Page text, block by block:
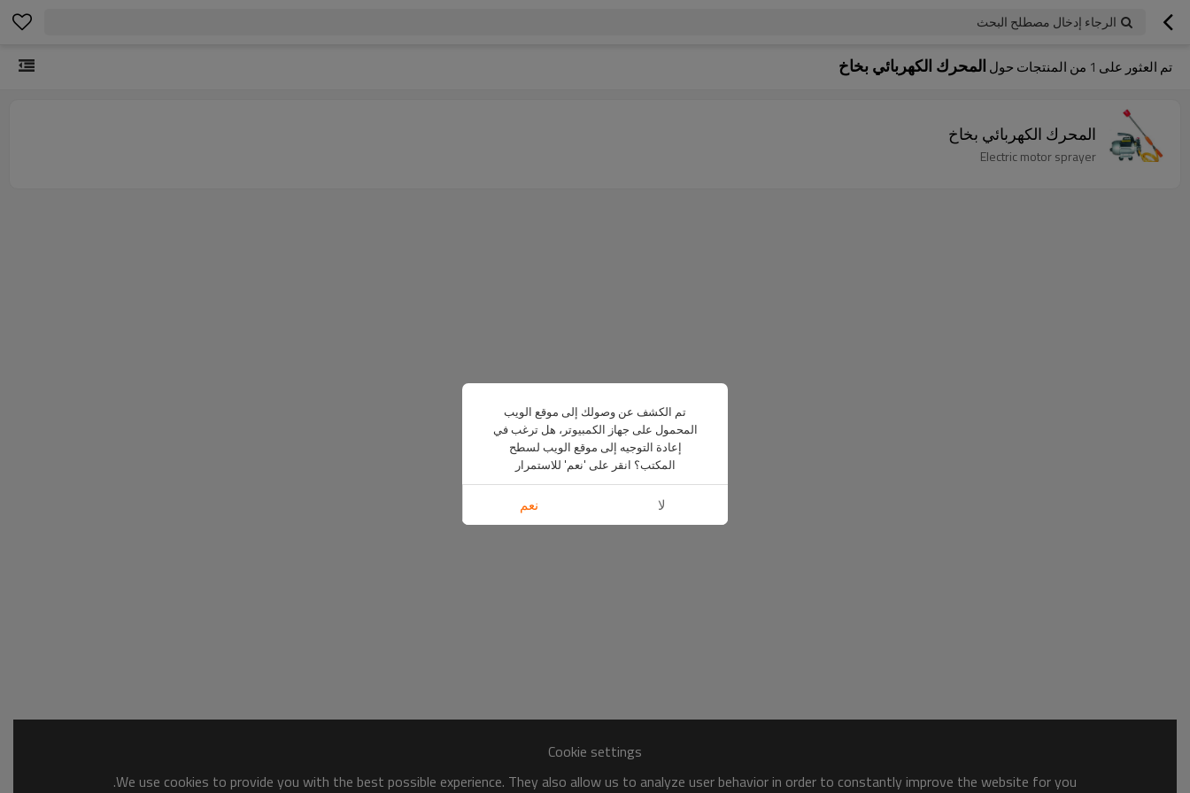
الرجاء إدخال مصطلح البحث
تم العثور على 1 من المنتجات حول المحرك الكهربائي بخاخ
المحرك الكهربائي بخاخ
Electric motor sprayer
Cookie settings
We use cookies to provide you with the best possible experience. They also allow us to analyze user behavior in order to constantly improve the website for you.
تم الكشف عن وصولك إلى موقع الويب
المحمول على جهاز الكمبيوتر، هل ترغب في
إعادة التوجيه إلى موقع الويب لسطح
المكتب؟ انقر على 'نعم' للاستمرار
لا نعم